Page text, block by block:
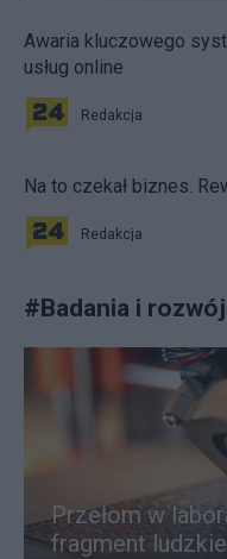
Awaria kluczowego
usług online
Redakcja
Na to czekał biznes.
Redakcja
#Badania i rozwój
Przełom w
fragment